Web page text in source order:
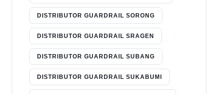
DISTRIBUTOR GUARDRAIL SORONG
DISTRIBUTOR GUARDRAIL SRAGEN
DISTRIBUTOR GUARDRAIL SUBANG
DISTRIBUTOR GUARDRAIL SUKABUMI